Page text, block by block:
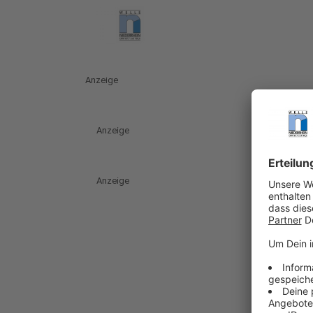
Anzeige
Anzeige
Anzeige